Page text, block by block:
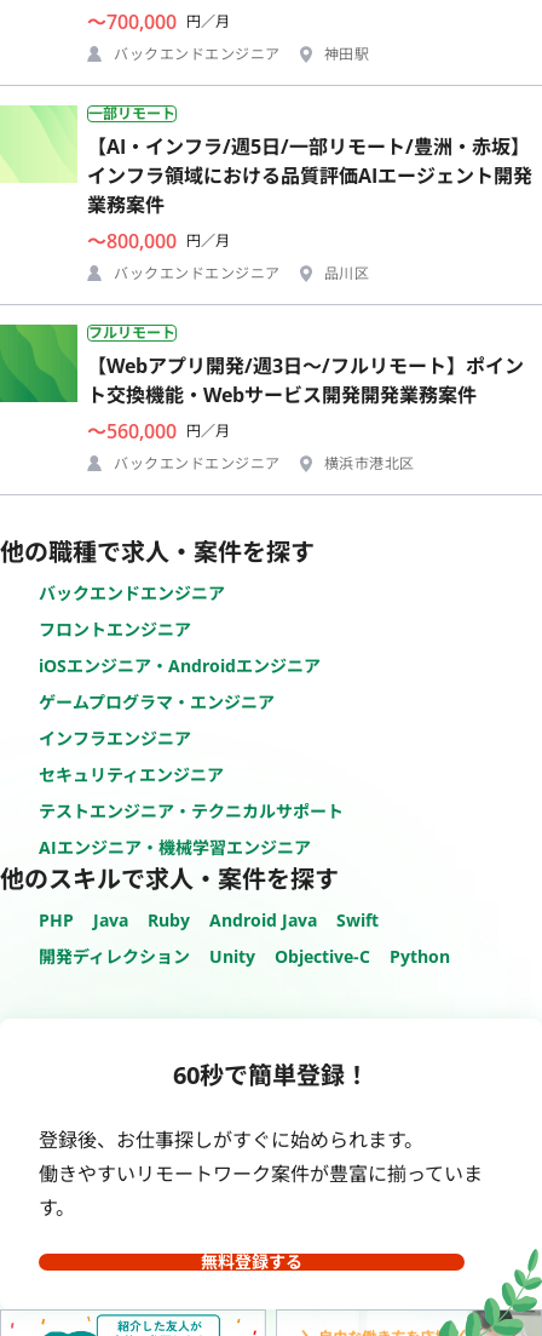
〜700,000 円／月
バックエンドエンジニア
神田駅
一部リモート
【AI・インフラ/週5日/一部リモート/豊洲・赤坂】
インフラ領域における品質評価AIエージェント開発
業務案件
〜800,000 円／月
バックエンドエンジニア
品川区
フルリモート
【Webアプリ開発/週3日〜/フルリモート】ポイン
ト交換機能・Webサービス開発開発業務案件
〜560,000 円／月
バックエンドエンジニア
横浜市港北区
他の職種で求人・案件を探す
バックエンドエンジニア
フロントエンジニア
iOSエンジニア・Androidエンジニア
ゲームプログラマ・エンジニア
インフラエンジニア
セキュリティエンジニア
テストエンジニア・テクニカルサポート
AIエンジニア・機械学習エンジニア
他のスキルで求人・案件を探す
PHP Java Ruby Android Java
Swift
開発ディレクション
Unity Objective-C Python
60秒で簡単登録！
登録後、お仕事探しがすぐに始められます。
働きやすいリモートワーク案件が豊富に揃っていま
す。
無料登録する